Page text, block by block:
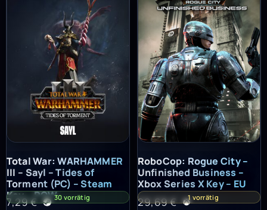
Total War: WARHAMMER III – Sayl – Tides of Torment (PC) –
Total War: WARHAMMER
III – Sayl – Tides of
Torment (PC) – Steam
Key – ROW
7,29€ 30 vorrätig
RoboCop: Rogue City –
RoboCop: Rogue City –
Unfinished Business –
Xbox Series X Key – EU
29,69€ 1 vorrätig